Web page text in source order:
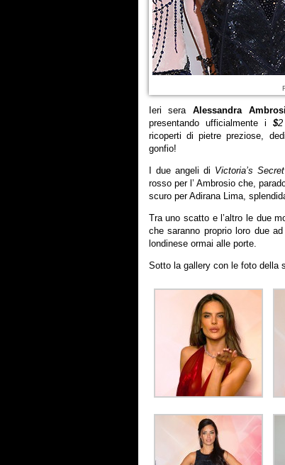
Ieri seraAlessandra
presentando ufficialmente i
$
ricoperti di pietre preziose,
gonfio!
I due angeli di Victoria’s Secret
rosso per l’ Ambrosio che,
scuro per Adirana Lima,
Tra uno scatto e l’altro le due
che saranno proprio loro due
londinese ormai alle porte.
Sotto la gallery con le foto della